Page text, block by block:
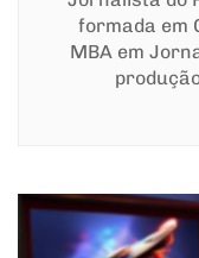
formada em
MBA em